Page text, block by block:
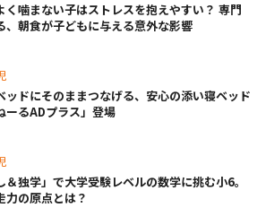
く噛まない子はストレスを抱えやすい？ 専門
、朝食が子どもに与える意外な影響
ッドにそのままつなげる、安心の添い寝ベッド
ーるADプラス」登場
＆独学」で大学受験レベルの数学に挑む小6。
力の原点とは？